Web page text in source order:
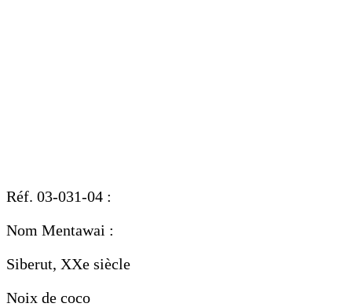
Réf. 03-031-04 :
Nom Mentawai :
Siberut, XXe siècle
Noix de coco